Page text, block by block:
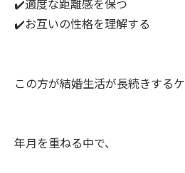
✔️お互いの性格を理解する
この方が結婚生活が長続きする
年月を重ねる中で、